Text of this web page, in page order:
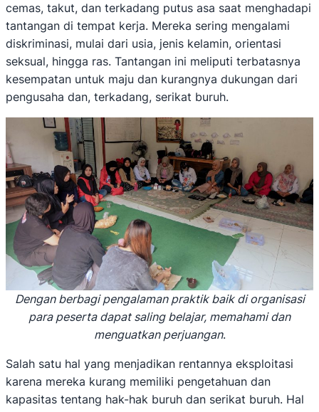
cemas, takut, dan terkadang putus asa saat menghadapi
tantangan di tempat kerja. Mereka sering mengalami
diskriminasi, mulai dari usia, jenis kelamin, orientasi
seksual, hingga ras. Tantangan ini meliputi terbatasnya
kesempatan untuk maju dan kurangnya dukungan dari
pengusaha dan, terkadang, serikat buruh.
Dengan berbagi pengalaman praktik baik di organisasi
para peserta dapat saling belajar, memahami dan
menguatkan perjuangan.
Salah satu hal yang menjadikan rentannya eksploitasi
karena mereka kurang memiliki pengetahuan dan
kapasitas tentang hak-hak buruh dan serikat buruh. Hal